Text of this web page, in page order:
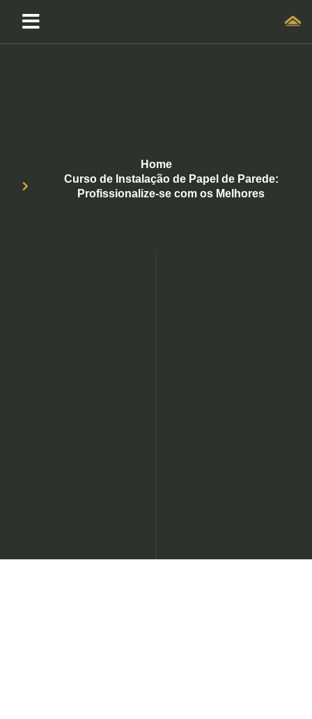
Home
Curso de Instalação de Papel de Parede:
Profissionalize-se com os Melhores